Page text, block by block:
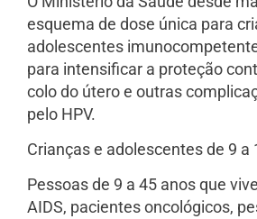
esquema de dose única para
adolescentes
para intensificar a proteção
colo do útero e outras
pelo HPV.
Crianças e adolescentes de 9 a
Pessoas de 9 a 45 anos que
AIDS, pacientes oncológicos,